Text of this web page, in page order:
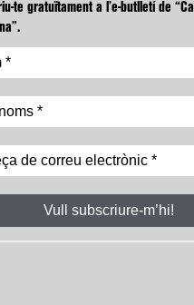
te gratuïtament a l’e-butlletí de